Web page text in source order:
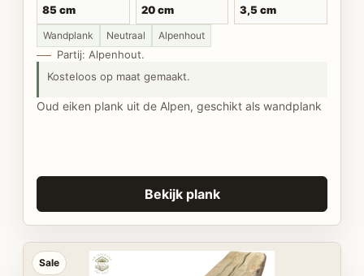
85 cm 20 cm 3,5 cm
Wandplank Neutraal Alpenhout
Partij: Alpenhout.
Kosteloos op maat gemaakt.
Oud eiken plank uit de Alpen, geschikt als wandplank
Bekijk plank
Sale